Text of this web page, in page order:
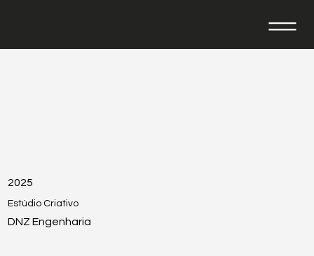
DNZ Engenharia
Estúdio Criativo
2025